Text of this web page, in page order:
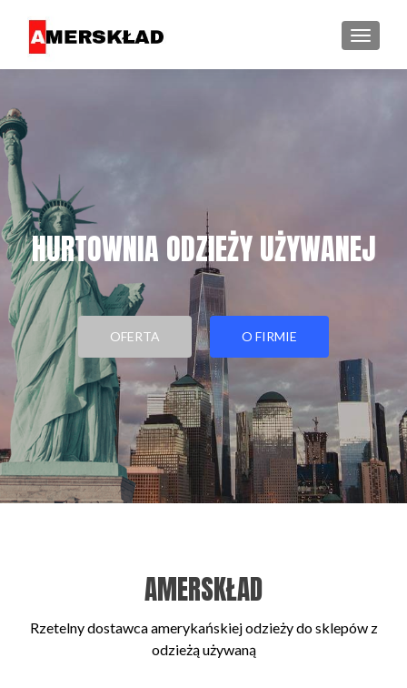
HURTOWNIA ODZIEŻY UŻYWANEJ
OFERTA O FIRMIE
AMERSKŁAD
Rzetelny dostawca amerykańskiej odzieży do sklepów z
odzieżą używaną